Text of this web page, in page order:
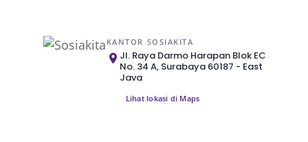
KANTOR SOSIAKITA
Jl. Raya Darmo Harapan Blok EC
No. 34 A, Surabaya 60187 - East
Java
Lihat lokasi di Maps